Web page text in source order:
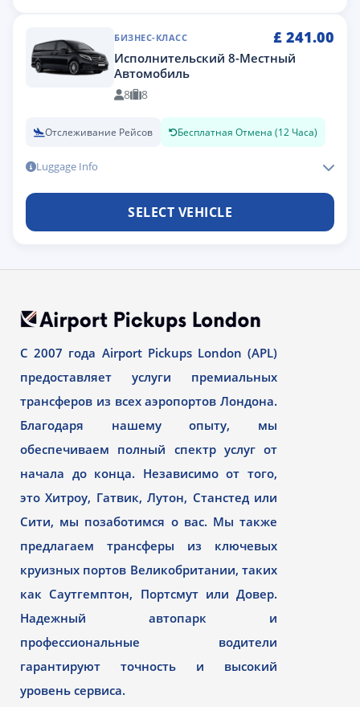
БИЗНЕС-КЛАСС £ 241.00
Исполнительский 8-Местный
Автомобиль
8 8
Отслеживание Рейсов Бесплатная Отмена (12 Часа)
Luggage Info
SELECT VEHICLE
С 2007 года Airport Pickups London (APL)
предоставляет услуги премиальных
трансферов из всех аэропортов Лондона.
Благодаря нашему опыту, мы
обеспечиваем полный спектр услуг от
начала до конца. Независимо от того,
это Хитроу, Гатвик, Лутон, Станстед или
Сити, мы позаботимся о вас. Мы также
предлагаем трансферы из ключевых
круизных портов Великобритании, таких
как Саутгемптон, Портсмут или Довер.
Надежный автопарк и
профессиональные водители
гарантируют точность и высокий
уровень сервиса.